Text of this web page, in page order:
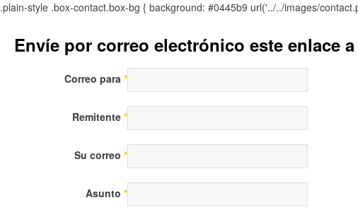
.plain-style .box-contact.box-bg { background: #0445b9 url('../../images/
Envíe por correo electrónico este enlace
Correo para *
Remitente *
Su correo *
Asunto *